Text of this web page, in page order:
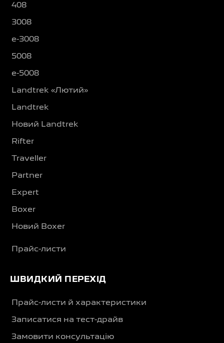
408
3008
e-3008
5008
e-5008
Landtrek «Лютий»
Landtrek
Новий Landtrek
Rifter
Traveller
Partner
Expert
Boxer
Новий Boxer
Прайс-листи
ШВИДКИЙ ПЕРЕХІД
Прайс-листи й характеристики
Записатися на тест-драйв
Замовити консультацію